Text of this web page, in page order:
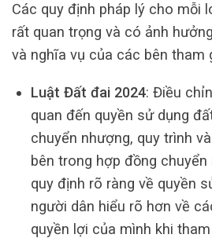
Các quy định pháp lý cho mỗi
rất quan trọng và có ảnh
và nghĩa vụ của các bên tham
Luật Đất đai 2024: Điều
quan đến quyền sử dụng
chuyển nhượng, quy trình
bên trong hợp đồng
quy định rõ ràng về quyền
người dân hiểu rõ hơn về
quyền lợi của mình khi